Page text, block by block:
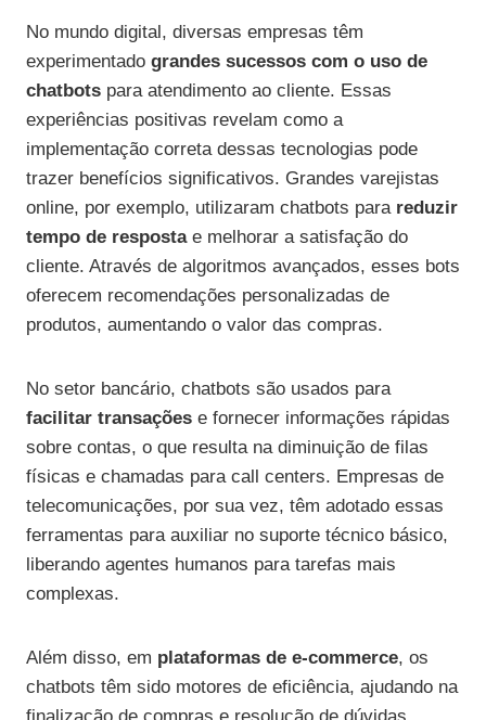
No mundo digital, diversas empresas têm
experimentado grandes sucessos com o uso de
chatbots para atendimento ao cliente. Essas
experiências positivas revelam como a
implementação correta dessas tecnologias pode
trazer benefícios significativos. Grandes varejistas
online, por exemplo, utilizaram chatbots para reduzir
tempo de respostae melhorar a satisfação do
cliente. Através de algoritmos avançados, esses bots
oferecem recomendações personalizadas de
produtos, aumentando o valor das compras.
No setor bancário, chatbots são usados para
facilitar transações e fornecer informações rápidas
sobre contas, o que resulta na diminuição de filas
físicas e chamadas para call centers. Empresas de
telecomunicações, por sua vez, têm adotado essas
ferramentas para auxiliar no suporte técnico básico,
liberando agentes humanos para tarefas mais
complexas.
Além disso, em plataformas de e-commerce, os
chatbots têm sido motores de eficiência, ajudando na